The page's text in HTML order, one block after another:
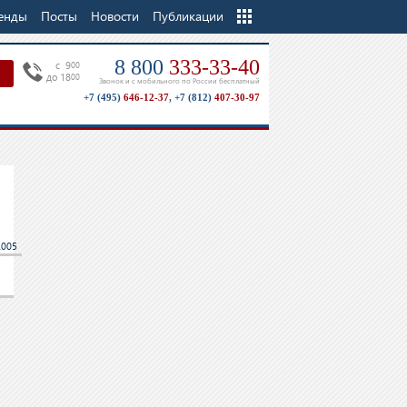
Посты Новости Публикации
Еще
c 900
до 1800 8 800 333-33-40
Звонок и с мобильного по России бесплатный
+7 (495) 646-12-37, +7 (812) 407-30-97